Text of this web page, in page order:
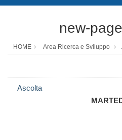
new-
HOME Area Ricerca e Sviluppo
Ascolta